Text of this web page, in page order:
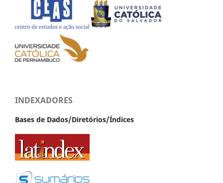
INDEXADORES
Bases de Dados/Diretórios/Índices